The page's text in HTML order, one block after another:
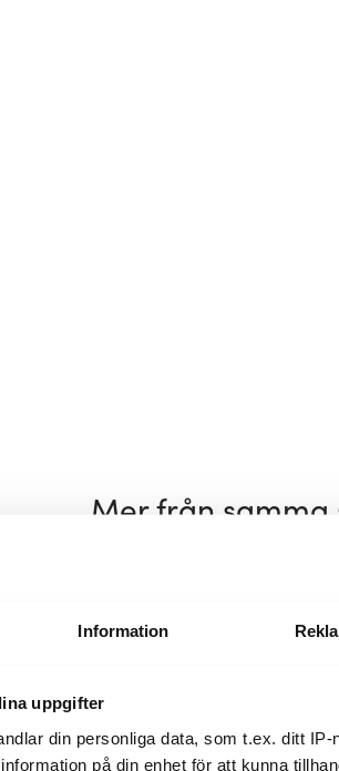
Information
uppgifter
din personliga data, som t.ex. ditt
på din enhet för att kunna
Mer från samma